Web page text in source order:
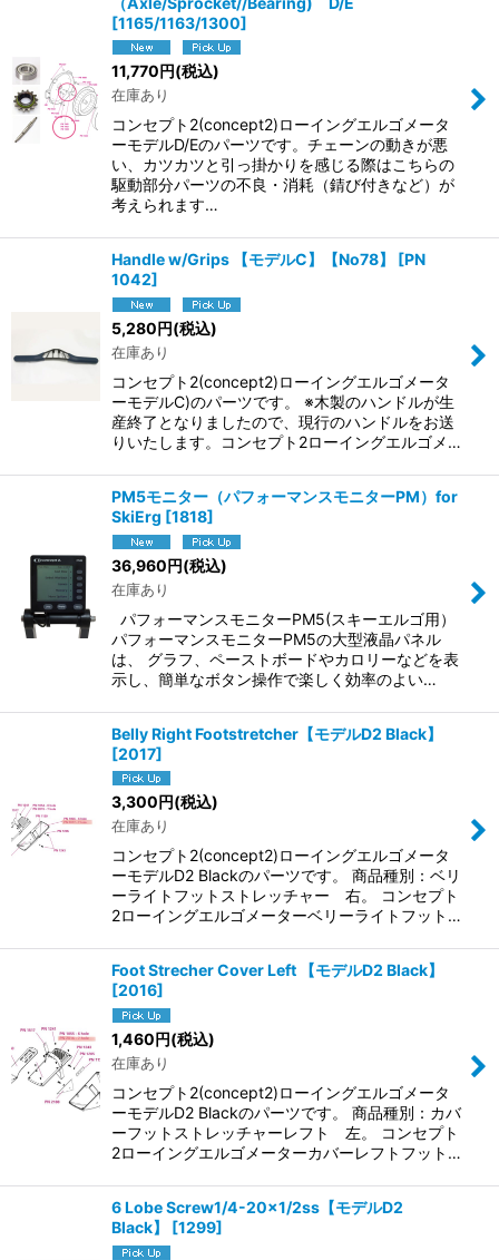
[1165/1163/1300]
11,770円(税込)
在庫あり
コンセプト2(concept2)ローイングエルゴメータ
ーモデルD/Eのパーツです。チェーンの動きが悪
い、カツカツと引っ掛かりを感じる際はこちらの
駆動部分パーツの不良・消耗（錆び付きなど）が
考えられます…
Handle w/Grips 【モデルC】【No78】 [PN
1042]
5,280円(税込)
在庫あり
コンセプト2(concept2)ローイングエルゴメータ
ーモデルC)のパーツです。 ※木製のハンドルが生
産終了となりましたので、現行のハンドルをお送
りいたします。コンセプト2ローイングエルゴメ…
PM5モニター（パフォーマンスモニターPM）for
SkiErg [1818]
36,960円(税込)
在庫あり
パフォーマンスモニターPM5(スキーエルゴ用）
パフォーマンスモニターPM5の大型液晶パネル
は、 グラフ、ペーストボードやカロリーなどを表
示し、簡単なボタン操作で楽しく効率のよい…
Belly Right Footstretcher【モデルD2 Black】
[2017]
3,300円(税込)
在庫あり
コンセプト2(concept2)ローイングエルゴメータ
ーモデルD2 Blackのパーツです。 商品種別：ベリ
ーライトフットストレッチャー 右。 コンセプト
2ローイングエルゴメーターベリーライトフット…
Foot Strecher Cover Left 【モデルD2 Black】
[2016]
1,460円(税込)
在庫あり
コンセプト2(concept2)ローイングエルゴメータ
ーモデルD2 Blackのパーツです。 商品種別：カバ
ーフットストレッチャーレフト 左。 コンセプト
2ローイングエルゴメーターカバーレフトフット…
6 Lobe Screw1/4-20x1/2ss【モデルD2
Black】
[1299]